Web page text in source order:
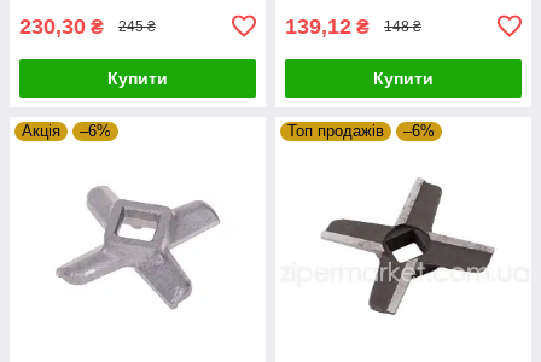
230,30 ₴ 245 ₴
Купити
139,12 ₴ 148 ₴
Купити
Акція –6% Топ продажів –6%